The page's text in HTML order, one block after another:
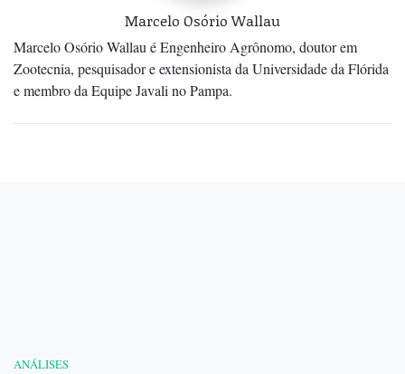
Marcelo Osório Wallau
Marcelo Osório Wallau é Engenheiro Agrônomo, doutor em
Zootecnia, pesquisador e extensionista da Universidade da Flórida
e membro da Equipe Javali no Pampa.
ANÁLISES